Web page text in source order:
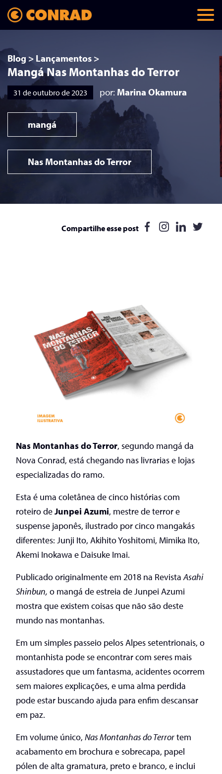
Blog > Lançamentos >
Mangá Nas Montanhas do Terror
31 de outubro de 2023 por: Marina Okamura
mangá
Nas Montanhas do Terror
Compartilhe esse post
Nas Montanhas do Terror, segundo mangá da
Nova Conrad, está chegando nas livrarias e lojas
especializadas do ramo.
Esta é uma coletânea de cinco histórias com
roteiro deJunpei Azumi, mestre de terror e
suspense japonês, ilustrado por cinco mangakás
diferentes: Junji Ito, Akihito Yoshitomi, Mimika Ito,
Akemi Inokawa e Daisuke Imai.
Publicado originalmente em 2018 na RevistaAsahi
Shinbun, o mangá de estreia de Junpei Azumi
mostra que existem coisas que não são deste
mundo nas montanhas.
Em um simples passeio pelos Alpes setentrionais, o
montanhista pode se encontrar com seres mais
assustadores que um fantasma, acidentes ocorrem
sem maiores explicações, e uma alma perdida
pode estar buscando ajuda para enfim descansar
em paz.
Em volume único, Nas Montanhas do Terrortem
acabamento em brochura e sobrecapa, papel
pólen de alta gramatura, preto e branco, e inclui